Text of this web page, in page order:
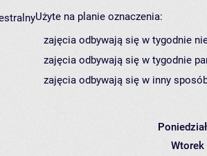
Użyte na planie oznaczenia:
zajęcia odbywają się w tygodnie
zajęcia odbywają się w tygodnie
zajęcia odbywają się w inny
Wtorek